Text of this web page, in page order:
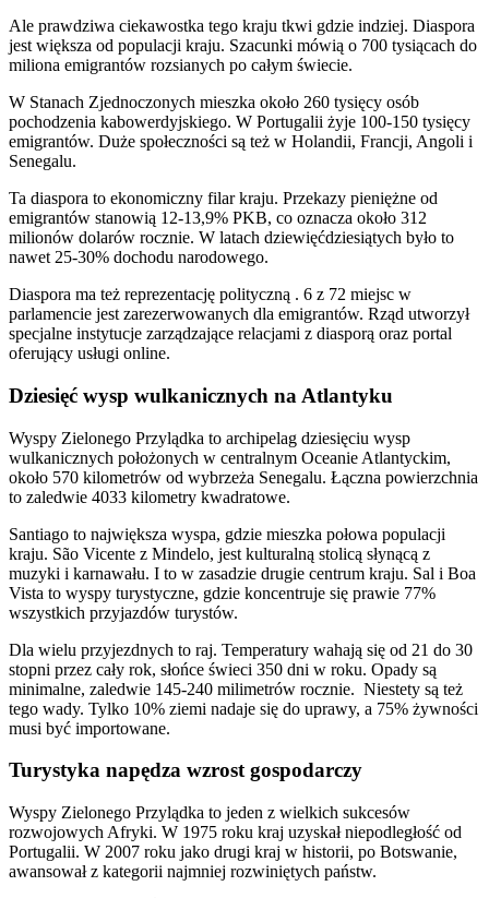
Ale prawdziwa ciekawostka tego kraju tkwi gdzie indziej. Diaspora
jest większa od populacji kraju. Szacunki mówią o 700 tysiącach do
miliona emigrantów rozsianych po całym świecie.
W Stanach Zjednoczonych mieszka około 260 tysięcy osób
pochodzenia kabowerdyjskiego. W Portugalii żyje 100-150 tysięcy
emigrantów. Duże społeczności są też w Holandii, Francji, Angoli i
Senegalu.
Ta diaspora to ekonomiczny filar kraju. Przekazy pieniężne od
emigrantów stanowią 12-13,9% PKB, co oznacza około 312
milionów dolarów rocznie. W latach dziewięćdziesiątych było to
nawet 25-30% dochodu narodowego.
Diaspora ma też reprezentację polityczną . 6 z 72 miejsc w
parlamencie jest zarezerwowanych dla emigrantów. Rząd utworzył
specjalne instytucje zarządzające relacjami z diasporą oraz portal
oferujący usługi online.
Dziesięć wysp wulkanicznych na Atlantyku
Wyspy Zielonego Przylądka to archipelag dziesięciu wysp
wulkanicznych położonych w centralnym Oceanie Atlantyckim,
około 570 kilometrów od wybrzeża Senegalu. Łączna powierzchnia
to zaledwie 4033 kilometry kwadratowe.
Santiago to największa wyspa, gdzie mieszka połowa populacji
kraju. São Vicente z Mindelo, jest kulturalną stolicą słynącą z
muzyki i karnawału. I to w zasadzie drugie centrum kraju. Sal i Boa
Vista to wyspy turystyczne, gdzie koncentruje się prawie 77%
wszystkich przyjazdów turystów.
Dla wielu przyjezdnych to raj. Temperatury wahają się od 21 do 30
stopni przez cały rok, słońce świeci 350 dni w roku. Opady są
minimalne, zaledwie 145-240 milimetrów rocznie. Niestety są też
tego wady. Tylko 10% ziemi nadaje się do uprawy, a 75% żywności
musi być importowane.
Turystyka napędza wzrost gospodarczy
Wyspy Zielonego Przylądka to jeden z wielkich sukcesów
rozwojowych Afryki. W 1975 roku kraj uzyskał niepodległość od
Portugalii. W 2007 roku jako drugi kraj w historii, po Botswanie,
awansował z kategorii najmniej rozwiniętych państw.